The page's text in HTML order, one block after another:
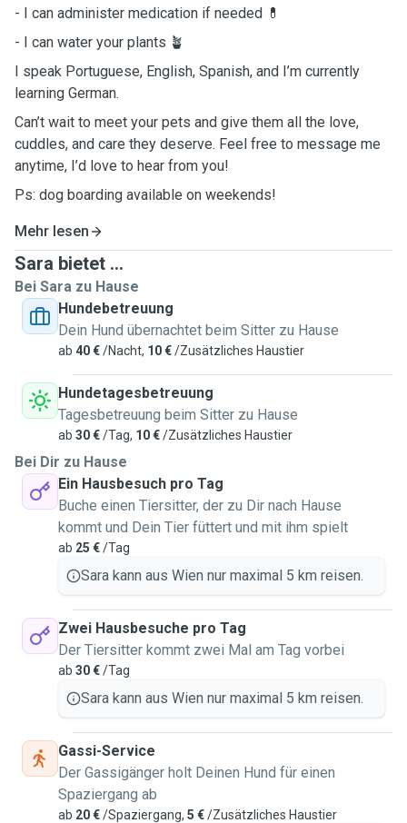
- I can administer medication if needed 💊
- I can water your plants 🪴
I speak Portuguese, English, Spanish, and I’m currently
learning German.
Can’t wait to meet your pets and give them all the love,
cuddles, and care they deserve. Feel free to message me
anytime, I’d love to hear from you!
Ps: dog boarding available on weekends!
Mehr lesen
Sara bietet ...
Bei Sara zu Hause
Hundebetreuung
Dein Hund übernachtet beim Sitter zu Hause
ab 40 €/Nacht, 10 €/Zusätzliches Haustier
Hundetagesbetreuung
Tagesbetreuung beim Sitter zu Hause
ab 30 €/Tag, 10 €/Zusätzliches Haustier
Bei Dir zu Hause
Ein Hausbesuch pro Tag
Buche einen Tiersitter, der zu Dir nach Hause
kommt und Dein Tier füttert und mit ihm spielt
ab 25 €/Tag
Sara kann aus Wien nur maximal 5 km reisen.
Zwei Hausbesuche pro Tag
Der Tiersitter kommt zwei Mal am Tag vorbei
ab 30 €/Tag
Sara kann aus Wien nur maximal 5 km reisen.
Gassi-Service
Der Gassigänger holt Deinen Hund für einen
Spaziergang ab
ab 20 €/Spaziergang, 5 €/Zusätzliches Haustier